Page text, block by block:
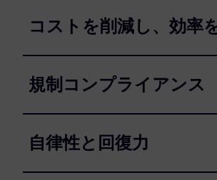
コストを削減し、効率
規制コンプライアンス
自律性と回復力